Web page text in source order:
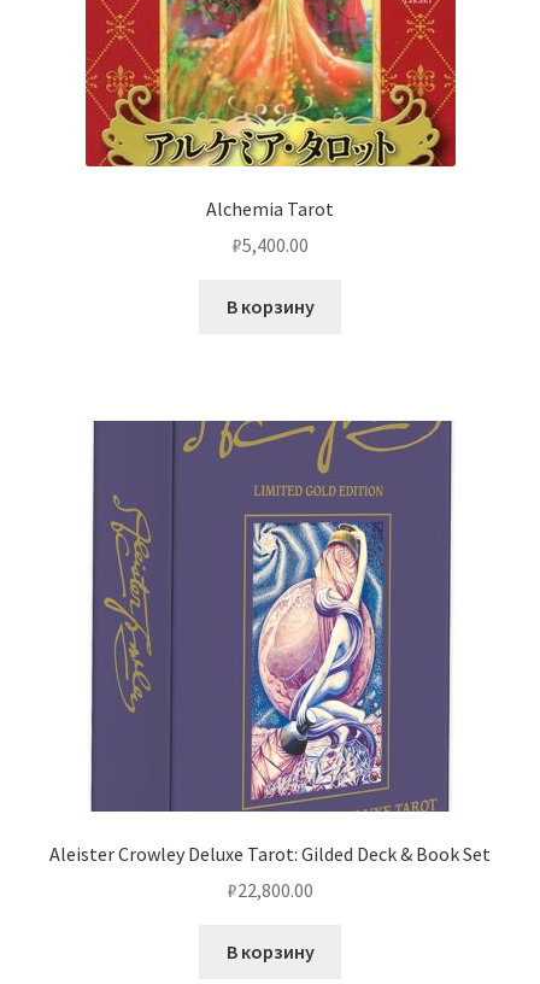
Alchemia Tarot
₽5,400.00
В корзину
Aleister Crowley Deluxe Tarot: Gilded Deck & Book Set
₽22,800.00
В корзину